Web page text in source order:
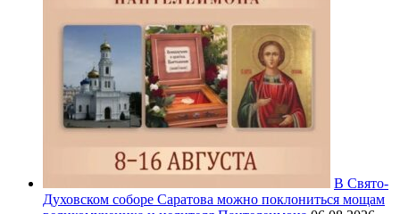
В Свято-
Духовском соборе Саратова можно поклониться мощам